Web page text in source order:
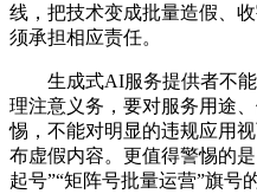
线，把技术变成批量造假、
须承担相应责任。
生成式AI服务提供者不
理注意义务，要对服务用途
惕，不能对明显的违规应用
布虚假内容。更值得警惕的
起号”“矩阵号批量运营”旗号